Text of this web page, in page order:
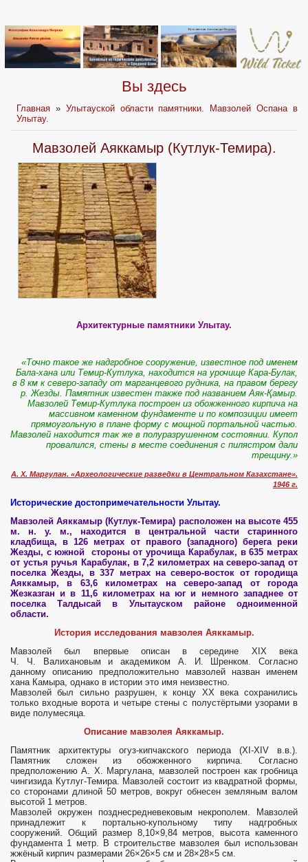
Вы здесь
Главная » Улытауской области памятники. Мавзолей Оспана в
Улытау.
Мавзолей Аяккамыр (Кутлук-Темира).
Архитектурные памятники Улытау.
«Точно такое же надгробное сооружение, известное под именем
Бала-хана или Темир-Кутлука, находится на урочище Кара-Булак,
в 8 км к северо-западу от марганцевого рудника, на правом берегу
р. Жезды. Памятник известен также под названием Аяк-Қамыр.
Мавзолей Темир-Кутлука построен из обожженного кирпича на
массивном каменном фундаменте и по композиции имеет
прямоугольную в плане форму с мощной портальной частью.
Мавзолей находится так­ же в полуразрушенном состоянии. Купол
провалился, стены в месте соединения с пилястром дали
трещину.»
А. X. Mаргулан. «Археологические разведки в Центральном Казахстане».
1946 г.
Исторические достопримечательности Улытау.
Мавзолей Аяккамыр (Кутлук-Темира) расположен на высоте 455
м. н. у. м., находится в центральной части старинного
кладбища, в 126 метрах от правого (западного) берега реки
Жезды, с южной стороны от урочища Карабулак, в 635 метрах
от устья ручья Карабулак, в 7,2 километрах на северо-запад от
поселка Жезды, в 337 метрах на северо-восток от городища
Аяккамыр, в 63,6 километрах на северо-запад от города
Жезказган и в 11,6 километрах на юг и немного западнее от
поселка Талдысай в Улытауском районе одноименной
области.
История исследования мавзолея Аяккамыр.
Мавзолей был впервые описан в середине XIX века
Ч. Ч. Валихановым и академиком А. И. Шренком. Согласно
данному описанию предположительно мавзолей назван именем
хана Камыра, однако в истории это имя неизвестно.
Мавзолей был сильно разрушен, к концу XX века сохранились
только входные ворота и четыре стены с полустёртыми узорами в
виде полумесяца.
Описание мавзолея Аяккамыр.
Памятник архитектуры огуз-кипчакского периода (XI-XIV в.в.).
Памятник сложен из обожженного кирпича. Согласно
предположению А. Х. Маргулана, мавзолей построен как гробница
чингизида Кутлуг-Темира. Мавзолей состоит из квадратной формы,
со сторонами длиной 50 метров, вокруг обнесен земляным валом
высотой 1 метров.
Мавзолей окружен позднесредневековым некрополем. Мавзолей
принадлежит к портально-купольному типу надгробных
сооружений. Общий размер 8,10×9,84 метров, высота каменного
фундамента 1 метр. В строительстве мавзолея был использован
жжёный кирпич размерами 26×26×5 см и 28×28×5 см.